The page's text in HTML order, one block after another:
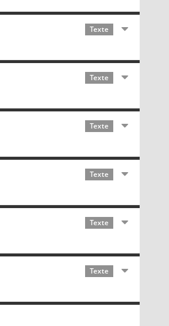
Texte
Texte
Texte
Texte
Texte
Texte